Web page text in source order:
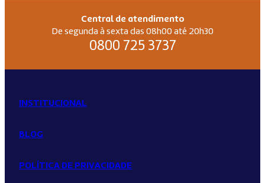
Central de atendimento
De segunda à sexta das 08h00 até 20h30
0800 725 3737
INSTITUCIONAL
BLOG
POLÍTICA DE PRIVACIDADE